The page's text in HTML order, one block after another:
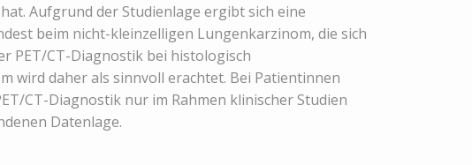
Aufgrund der Studienlage ergibt sich eine
beim nicht-kleinzelligen Lungenkarzinom, die sich
PET/CT-Diagnostik bei histologisch
wird daher als sinnvoll erachtet. Bei Patientinnen
CT-Diagnostik nur im Rahmen klinischer Studien
Datenlage.